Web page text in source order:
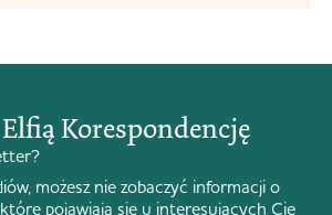
Korespondencję
możesz nie zobaczyć informacji o
pojawiają się u interesujących Cię